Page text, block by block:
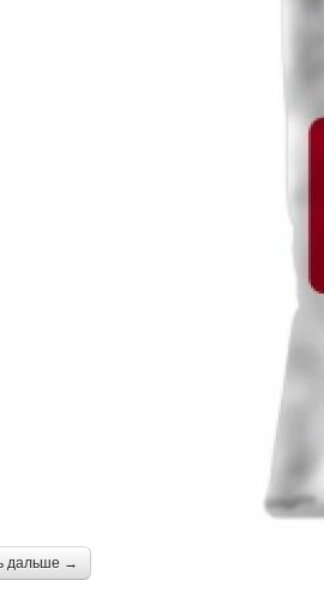
дальше →